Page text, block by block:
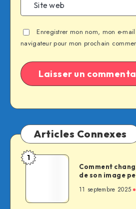
Enregistrer mon nom, mon e-
navigateur pour mon prochain
Articles Connexes
Comment
perception
1
Comment
de son image
11 septembre 2025